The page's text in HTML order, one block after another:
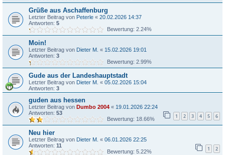
Grüße aus Aschaffenburg
Letzter Beitrag von Peterle « 20.02.2026 14:37
Antworten: 5
Bewertung: 2.24%
Moin!
Letzter Beitrag von Dieter M. « 15.02.2026 19:01
Antworten: 3
Bewertung: 2.99%
Gude aus der Landeshauptstadt
Letzter Beitrag von Dieter M. « 05.02.2026 15:04
Antworten: 3
guden aus hessen
Letzter Beitrag von Dumbo 2004 « 19.01.2026 22:24
Antworten: 53 1 2 3 4 5 6
Bewertung: 18.66%
Neu hier
Letzter Beitrag von Dieter M. « 06.01.2026 22:25
Antworten: 11 1 2
Bewertung: 5.22%